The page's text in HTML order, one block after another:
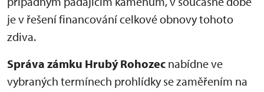
je v řešení financování celkové obnovy tohoto
zdiva.
Správa zámku Hrubý Rohozec nabídne ve
vybraných termínech prohlídky se zaměřením na